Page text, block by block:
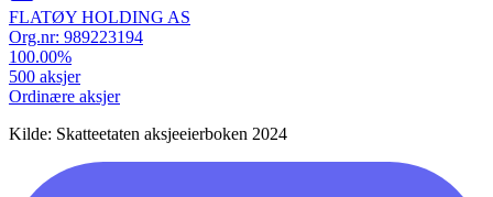
FLATØY HOLDING AS
Org.nr: 989223194
100.00%
500 aksjer
Ordinære aksjer
Kilde: Skatteetaten aksjeeierboken 2024